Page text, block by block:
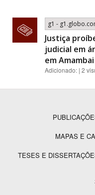
g1 -
Justiça
judicial em
em Amambai
Adicionado: | 2
RodapéMAPAS E
TESES E